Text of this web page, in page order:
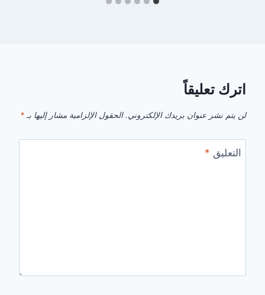
اترك تعليقاً
لن يتم نشر عنوان بريدك الإلكتروني. الحقول الإلزامية مشار إليها بـ *
التعليق *